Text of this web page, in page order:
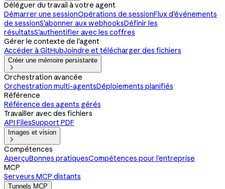
Déléguer du travail à votre agent
Démarrer une sessionOpérations de sessionFlux d'événements
de sessionS'abonner aux webhooksDéfinir les
résultatsS'authentifier avec les coffres
Gérer le contexte de l'agent
Accéder à GitHubJoindre et télécharger des fichiers
Créer une mémoire persistante

Orchestration avancée
Orchestration multi-agentsDéploiements planifiés
Référence
Référence des agents gérés
Travailler avec des fichiers
API FilesSupport PDF
Images et vision

Compétences
AperçuBonnes pratiquesCompétences pour l'entreprise
MCP
Serveurs MCP distants
Tunnels MCP